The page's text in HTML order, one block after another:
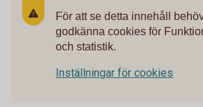
För att se detta innehåll
godkänna cookies för
och statistik.
Inställningar för cookies